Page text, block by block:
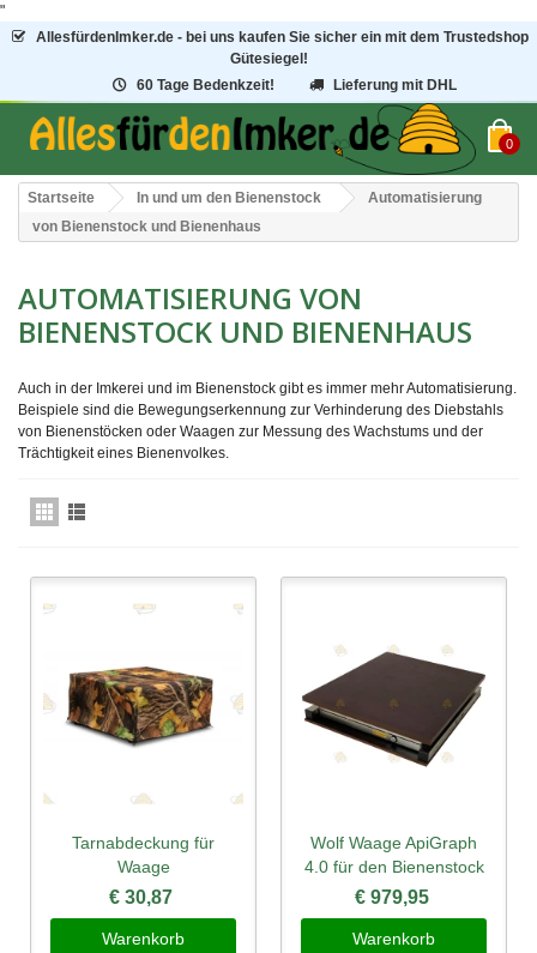
"
AllesfürdenImker.de - bei uns kaufen Sie sicher ein mit dem Trustedshop
Gütesiegel!
60 Tage Bedenkzeit!
Lieferung mit DHL
0
Startseite In und um den Bienenstock
Automatisierung
von Bienenstock und Bienenhaus
AUTOMATISIERUNG VON
BIENENSTOCK UND BIENENHAUS
Auch in der Imkerei und im Bienenstock gibt es immer mehr Automatisierung.
Beispiele sind die Bewegungserkennung zur Verhinderung des Diebstahls
von Bienenstöcken oder Waagen zur Messung des Wachstums und der
Trächtigkeit eines Bienenvolkes.
Tarnabdeckung für
Waage
€ 30,87
Warenkorb
Wolf Waage ApiGraph
4.0 für den Bienenstock
€ 979,95
Warenkorb